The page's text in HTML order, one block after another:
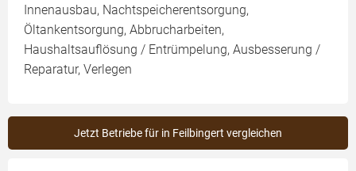
Innenausbau, Nachtspeicherentsorgung,
Öltankentsorgung, Abbrucharbeiten,
Haushaltsauflösung / Entrümpelung, Ausbesserung /
Reparatur, Verlegen
Jetzt Betriebe für in Feilbingert vergleichen